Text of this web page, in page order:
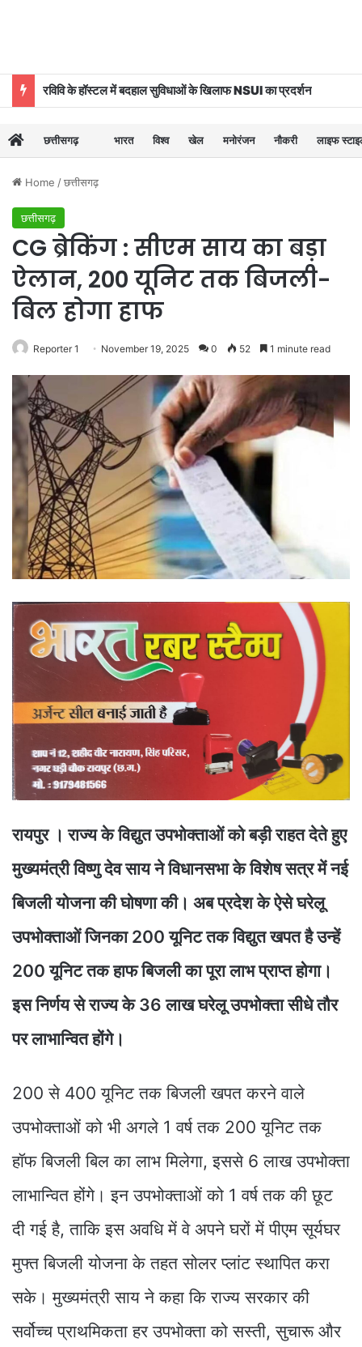
रविवि के हॉस्टल में बदहाल सुविधाओं के खिलाफ NSUI का प्रदर्शन
छत्तीसगढ़ भारत विश्व खेल मनोरंजन नौकरी लाइफ
Home /छत्तीसगढ़
छत्तीसगढ़
CG ब्रेकिंग : सीएम साय का बड़ा
ऐलान, 200 यूनिट तक बिजली-
बिल होगा हाफ
Reporter 1 November 19, 2025 0 52 1 minute read
रायपुर । राज्य के विद्युत उपभोक्ताओं को बड़ी राहत देते हुए
मुख्यमंत्री विष्णु देव साय ने विधानसभा के विशेष सत्र में नई
बिजली योजना की घोषणा की। अब प्रदेश के ऐसे घरेलू
उपभोक्ताओं जिनका 200 यूनिट तक विद्युत खपत है उन्हें
200 यूनिट तक हाफ बिजली का पूरा लाभ प्राप्त होगा।
इस निर्णय से राज्य के 36 लाख घरेलू उपभोक्ता सीधे तौर
पर लाभान्वित होंगे।
200 से 400 यूनिट तक बिजली खपत करने वाले
उपभोक्ताओं को भी अगले 1 वर्ष तक 200 यूनिट तक
हॉफ बिजली बिल का लाभ मिलेगा, इससे 6 लाख उपभोक्ता
लाभान्वित होंगे। इन उपभोक्ताओं को 1 वर्ष तक की छूट
दी गई है, ताकि इस अवधि में वे अपने घरों में पीएम सूर्यघर
मुफ्त बिजली योजना के तहत सोलर प्लांट स्थापित करा
सके। मुख्यमंत्री साय ने कहा कि राज्य सरकार की
सर्वोच्च प्राथमिकता हर उपभोक्ता को सस्ती, सुचारू और